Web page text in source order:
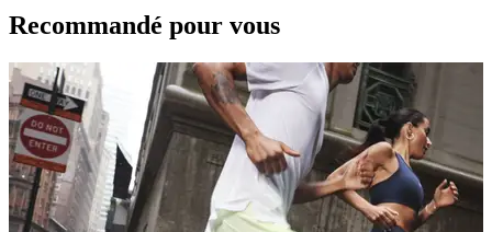
Recommandé pour vous